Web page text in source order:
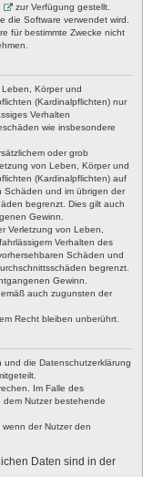
zur Verfügung gestellt.
die Software verwendet wird.
für bestimmte Zwecke nicht
Körper und
(Kardinalpflichten) nur
Verhalten
wie insbesondere
oder grob
von Leben, Körper und
(Kardinalpflichten) auf
Schäden und im übrigen der
begrenzt. Dies gilt auch
Gewinn.
Verletzung von Leben,
Verhalten des
Schäden und
begrenzt.
Gewinn.
auch zugunsten der
Recht bleiben unberührt.
die Datenschutzerklärung
Im Falle des
dem Nutzer bestehende
der Nutzer den
Daten sind in der